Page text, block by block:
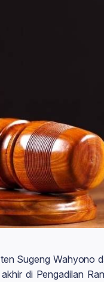
Sugeng Wahyono
di Pengadilan